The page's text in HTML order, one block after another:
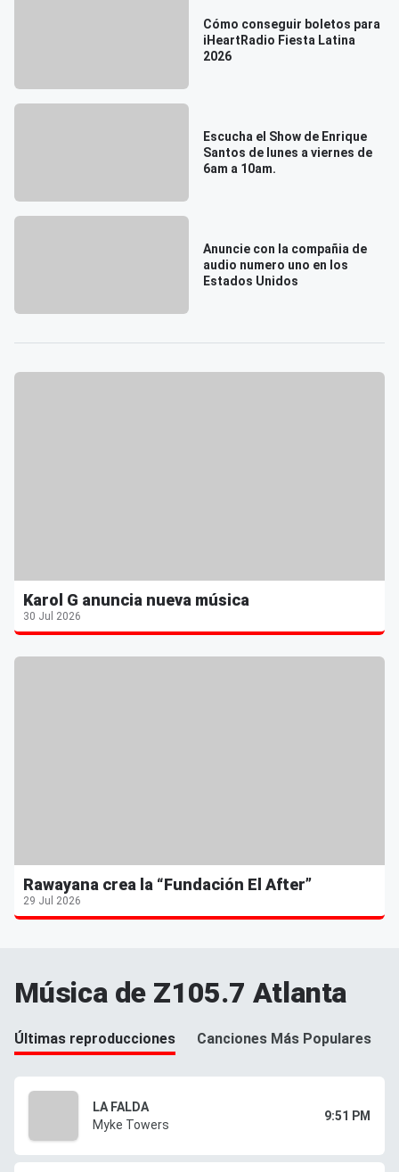
Cómo conseguir boletos para
iHeartRadio Fiesta Latina
2026
Escucha el Show de Enrique
Santos de lunes a viernes de
6am a 10am.
Anuncie con la compañia de
audio numero uno en los
Estados Unidos
Karol G anuncia nueva música
30 Jul 2026
Rawayana crea la “Fundación El After”
29 Jul 2026
Música de Z105.7 Atlanta
Últimas reproducciones Canciones Más Populares
LA FALDA
Myke Towers
9:51 PM